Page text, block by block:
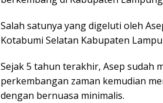
Salah satunya yang digeluti oleh
Kotabumi Selatan Kabupaten
Sejak 5 tahun terakhir, Asep sudah
perkembangan zaman kemudian
dengan bernuasa minimalis.